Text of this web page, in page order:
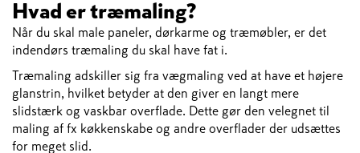
Hvad er træmaling?
Når du skal male paneler, dørkarme og træmøbler, er det
indendørs træmaling du skal have fat i.
Træmaling adskiller sig fra vægmaling ved at have et højere
glanstrin, hvilket betyder at den giver en langt mere
slidstærk og vaskbar overflade. Dette gør den velegnet til
maling af fx køkkenskabe og andre overflader der udsættes
for meget slid.